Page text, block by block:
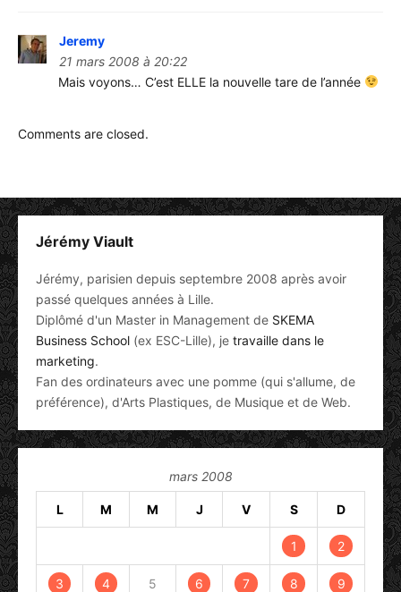
Jeremy
21 mars 2008 à 20:22
Mais voyons… C’est ELLE la nouvelle tare de l’année
Comments are closed.
Jérémy Viault
Jérémy, parisien depuis septembre 2008 après avoir
passé quelques années à Lille.
Diplômé d'un Master in Management de SKEMA
Business School (ex ESC-Lille), je travaille dans le
marketing.
Fan des ordinateurs avec une pomme (qui s'allume, de
préférence), d'Arts Plastiques, de Musique et de Web.
mars 2008
L M M J V S D
1 2
3 4 5 6 7 8 9